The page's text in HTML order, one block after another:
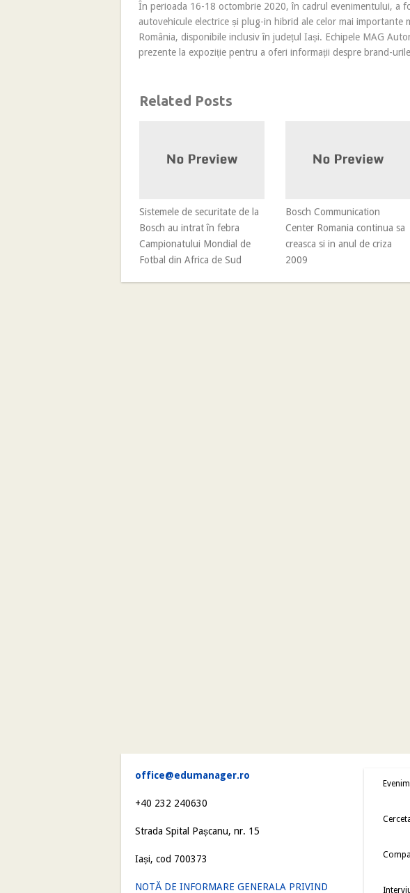
În perioada 16-18 octombrie 2020, în cadrul evenimentului, a
autovehicule electrice și plug-in hibrid ale celor mai importante
România, disponibile inclusiv în județul Iași. Echipele MAG
prezente la expoziție pentru a oferi informații despre brand-
Related Posts
Sistemele de securitate de la
Bosch au intrat în febra
Campionatului Mondial de
Fotbal din Africa de Sud
Bosch Communication
Center Romania continua sa
creasca si in anul de criza
2009
office@edumanager.ro
+40 232 240630
Strada Spital Pașcanu, nr. 15
Iași, cod 700373
NOTĂ DE INFORMARE GENERALA PRIVIND